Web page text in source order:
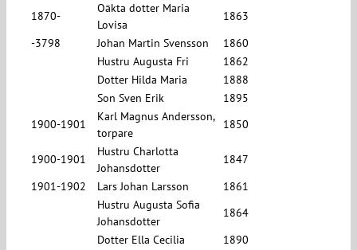
1870-
Oäkta dotter Maria
Lovisa
1863
-3798
Johan Martin Svensson
1860
Hustru Augusta Fri
1862
Dotter Hilda Maria
1888
Son Sven Erik
1895
1900-1901
Karl Magnus Andersson,
torpare
1850
1900-1901
Hustru Charlotta
Johansdotter
1847
1901-1902
Lars Johan Larsson
1861
Hustru Augusta Sofia
Johansdotter
1864
Dotter Ella Cecilia
1890